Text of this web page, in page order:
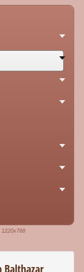
1220x768
Balthazar